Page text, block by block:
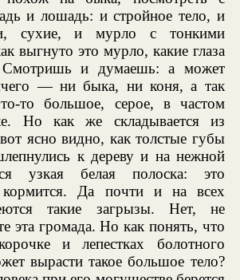
и лошадь: и стройное тело, и
сухие, и мурло с тонкими
выгнуто это мурло, какие глаза
Смотришь и думаешь: а может
— ни быка, ни коня, а так
то большое, серое, в частом
Но как же складывается из
ясно видно, как толстые губы
к дереву и на нежной
узкая белая полоска: это
Да почти и на всех
такие загрызы. Нет, не
эта громада. Но как понять, что
и лепестках болотного
вырасти такое большое тело?